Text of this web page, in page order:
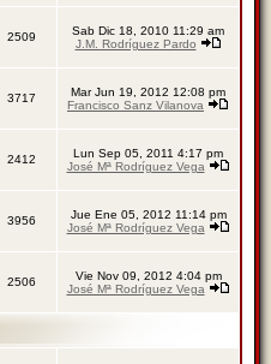
2509
Sab Dic 18, 2010 11:29 am
J.M. Rodríguez Pardo
3717
Mar Jun 19, 2012 12:08 pm
Francisco Sanz Vilanova
2412
Lun Sep 05, 2011 4:17 pm
José Mª Rodríguez Vega
3956
Jue Ene 05, 2012 11:14 pm
José Mª Rodríguez Vega
2506
Vie Nov 09, 2012 4:04 pm
José Mª Rodríguez Vega